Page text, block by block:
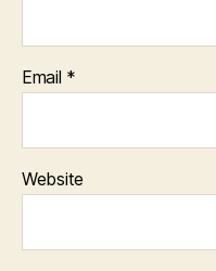
Email *
Website